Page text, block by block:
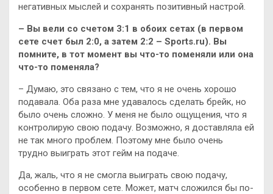
негативных мыслей и сохранять позитивный настрой.
– Вы вели со счетом 3:1 в обоих сетах (в первом
сете счет был 2:0, а затем 2:2 – Sports.ru). Вы
помните, в тот момент вы что-то поменяли или она
что-то поменяла?
– Думаю, это связано с тем, что я не очень хорошо
подавала. Оба раза мне удавалось сделать брейк, но
было очень сложно. У меня не было ощущения, что я
контролирую свою подачу. Возможно, я доставляла ей
не так много проблем. Поэтому мне было очень
трудно выиграть этот гейм на подаче.
Да, жаль, что я не смогла выиграть свою подачу,
особенно в первом сете. Может, матч сложился бы по-